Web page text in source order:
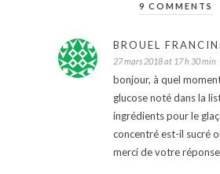
9 COMMENTS
BROUEL
27 mars 2018 at 17 h 30 min
bonjour, à quel
glucose noté dans la
ingrédients pour le
concentré est-il sucré
merci de votre réponse